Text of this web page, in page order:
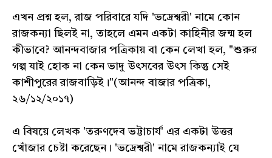
এখন প্রশ্ন হল, রাজ পরিবারে যদি 'ভদ্রেশ্বরী' নামে কোন
রাজকন্যা ছিলই না, তাহলে এমন একটা কাহিনীর জন্ম হল
কীভাবে? আনন্দবাজার পত্রিকায় বা কেন লেখা হল, "শুরুর
গল্প যাই হোক না কেন ভাদু উৎসবের উৎস কিন্তু সেই
কাশীপুরের রাজবাড়িই।"(আনন্দ বাজার পত্রিকা,
২৬/১২/২০১৭)
এ বিষয়ে লেখক 'তরুণদেব ভট্টাচার্য' এর একটা উত্তর
খোঁজার চেষ্টা করেছেন। 'ভদ্রেশ্বরী' নামে রাজকন্যাই যে